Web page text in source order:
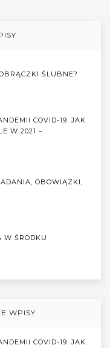
ŚLUBNE?
COVID-19. JAK
W 2021 –
OBOWIĄZKI,
W ŚRODKU
WPISY
COVID-19. JAK